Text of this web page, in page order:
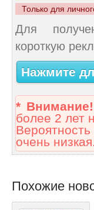
Только для
Для
короткую
Нажмите
* Внимание!
более 2 лет
очень низкая.
Похожие